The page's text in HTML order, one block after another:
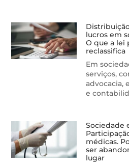
lucros em
O que a lei
reclassifica
Em
serviços,
advocacia,
e
Sociedade
médicas.
ser
lugar